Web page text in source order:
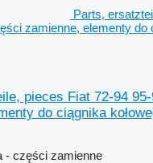
Parts,
zamienne, elementy do
pieces Fiat 72-94
do ciągnika
- części zamienne